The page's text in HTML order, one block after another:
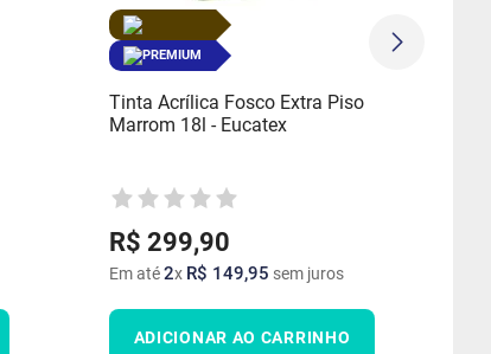
PREMIUM
Tinta Acrílica Fosco Extra Piso
Marrom 18l - Eucatex
R$ 299,90
Em até2x R$ 149,95 sem juros
ADICIONAR AO CARRINHO